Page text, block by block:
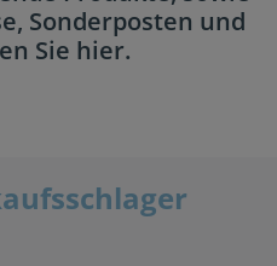
Sonderposten und
Sie hier.